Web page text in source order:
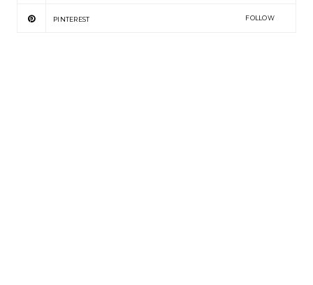
PINTEREST FOLLOW